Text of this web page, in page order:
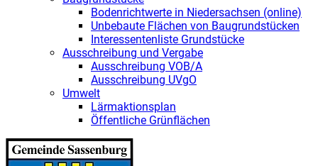
Bodenrichtwerte in Niedersachsen (online)
Unbebaute Flächen von Baugrundstücken
Interessentenliste Grundstücke
Ausschreibung und Vergabe
Ausschreibung VOB/A
Ausschreibung UVgO
Umwelt
Lärmaktionsplan
Öffentliche Grünflächen